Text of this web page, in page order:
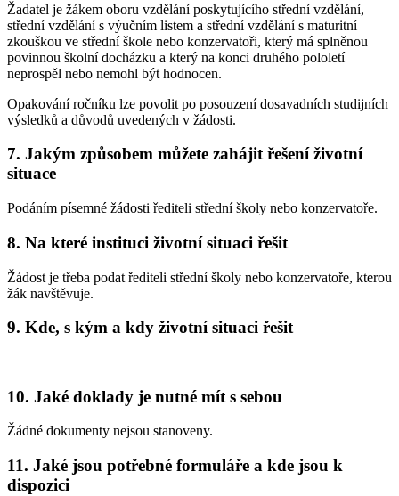
Žadatel je žákem oboru vzdělání poskytujícího střední vzdělání,
střední vzdělání s výučním listem a střední vzdělání s maturitní
zkouškou ve střední škole nebo konzervatoři, který má splněnou
povinnou školní docházku a který na konci druhého pololetí
neprospěl nebo nemohl být hodnocen.
Opakování ročníku lze povolit po posouzení dosavadních studijních
výsledků a důvodů uvedených v žádosti.
7. Jakým způsobem můžete zahájit řešení životní
situace
Podáním písemné žádosti řediteli střední školy nebo konzervatoře.
8. Na které instituci životní situaci řešit
Žádost je třeba podat řediteli střední školy nebo konzervatoře, kterou
žák navštěvuje.
9. Kde, s kým a kdy životní situaci řešit
10. Jaké doklady je nutné mít s sebou
Žádné dokumenty nejsou stanoveny.
11. Jaké jsou potřebné formuláře a kde jsou k
dispozici